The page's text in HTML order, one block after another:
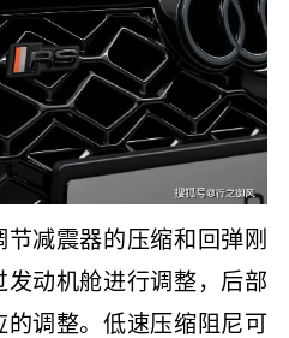
减震器的压缩和回弹刚
动机舱进行调整，后部
调整。低速压缩阻尼可